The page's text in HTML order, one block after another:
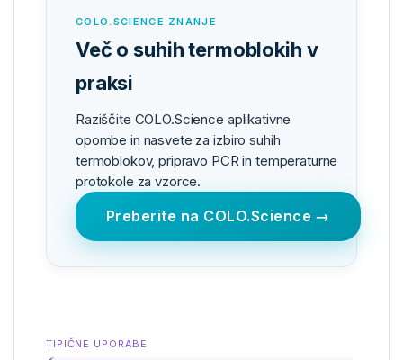
COLO.SCIENCE ZNANJE
Več o suhih termoblokih v
praksi
Raziščite COLO.Science aplikativne
opombe in nasvete za izbiro suhih
termoblokov, pripravo PCR in temperaturne
protokole za vzorce.
Preberite na COLO.Science →
TIPIČNE UPORABE